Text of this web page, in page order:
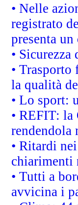
• Nelle
registrato
presenta
•
•
la qualità
• Lo sport:
• REFIT:
rendendola
• Ritardi
chiarimenti
• Tutti a
avvicina i